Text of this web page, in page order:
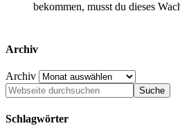
bekommen, musst du dieses
Archiv
Archiv
Schlagwörter